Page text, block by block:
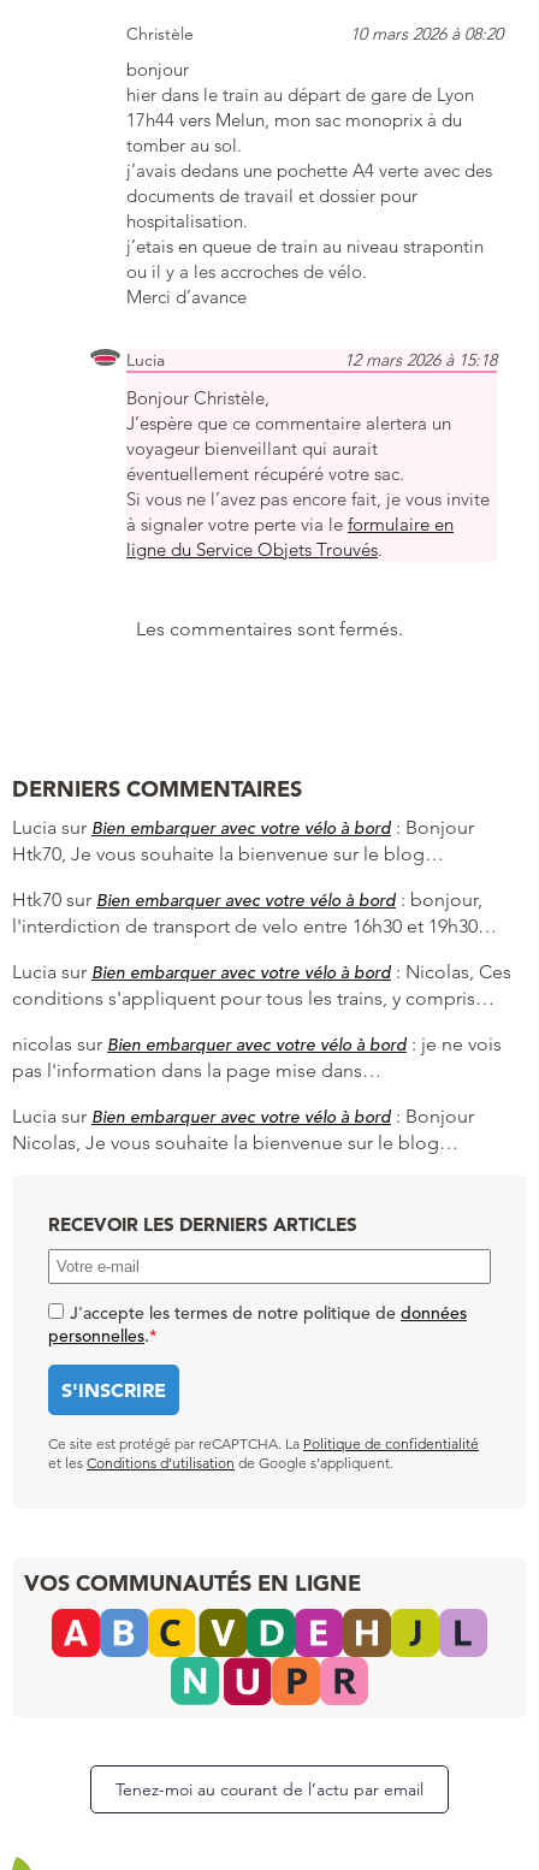
Christèle 10 mars 2026 à 08:20
bonjour
hier dans le train au départ de gare de Lyon
17h44 vers Melun, mon sac monoprix à du
tomber au sol.
j’avais dedans une pochette A4 verte avec des
documents de travail et dossier pour
hospitalisation.
j’etais en queue de train au niveau strapontin
ou il y a les accroches de vélo.
Merci d’avance
Lucia 12 mars 2026 à 15:18
Bonjour Christèle,
J’espère que ce commentaire alertera un
voyageur bienveillant qui aurait
éventuellement récupéré votre sac.
Si vous ne l’avez pas encore fait, je vous invite
à signaler votre perte via le formulaire en
ligne du Service Objets Trouvés.
Les commentaires sont fermés.
DERNIERS COMMENTAIRES
Lucia sur Bien embarquer avec votre vélo à bord : Bonjour
Htk70, Je vous souhaite la bienvenue sur le blog…
Htk70 sur Bien embarquer avec votre vélo à bord : bonjour,
l'interdiction de transport de velo entre 16h30 et 19h30…
Lucia sur Bien embarquer avec votre vélo à bord : Nicolas, Ces
conditions s'appliquent pour tous les trains, y compris…
nicolas sur Bien embarquer avec votre vélo à bord : je ne vois
pas l'information dans la page mise dans…
Lucia sur Bien embarquer avec votre vélo à bord : Bonjour
Nicolas, Je vous souhaite la bienvenue sur le blog…
RECEVOIR LES DERNIERS ARTICLES
J'accepte les termes de notre politique de données
personnelles.*
Ce site est protégé par reCAPTCHA. La Politique de confidentialité
et les Conditions d’utilisation de Google s’appliquent.
VOS COMMUNAUTÉS EN LIGNE
Tenez-moi au courant de l’actu par email